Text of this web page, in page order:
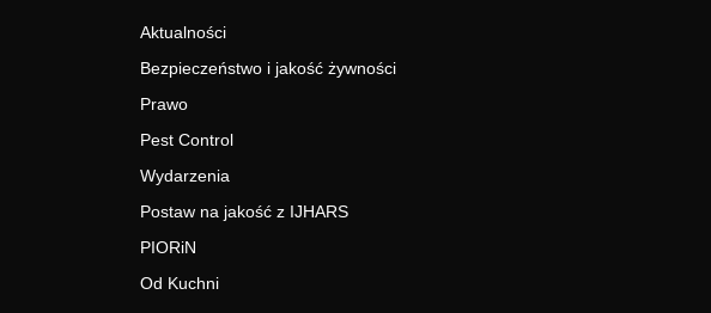
Aktualności
Bezpieczeństwo i jakość żywności
Prawo
Pest Control
Wydarzenia
Postaw na jakość z IJHARS
PIORiN
Od Kuchni